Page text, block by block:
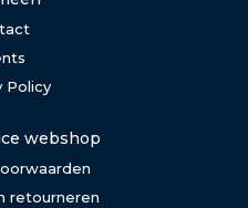
Policy
webshop
retourneren